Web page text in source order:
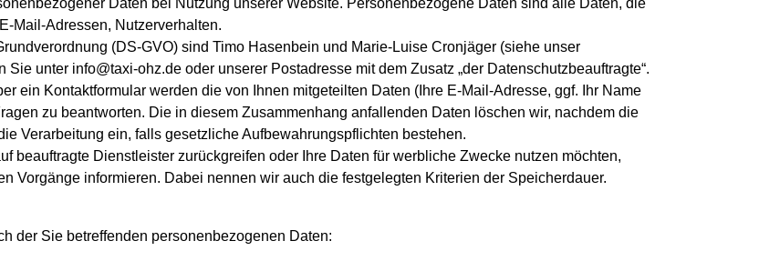
Daten bei Nutzung unserer Website. Personenbezogene Daten sind alle Daten, die
Mail-Adressen, Nutzerverhalten.
(DS-GVO) sind Timo Hasenbein und Marie-Luise Cronjäger (siehe unser
unter info@taxi-ohz.de oder unserer Postadresse mit dem Zusatz „der Datenschutzbeauftragte“.
ein Kontaktformular werden die von Ihnen mitgeteilten Daten (Ihre E-Mail-Adresse, ggf. Ihr Name
zu beantworten. Die in diesem Zusammenhang anfallenden Daten löschen wir, nachdem die
Verarbeitung ein, falls gesetzliche Aufbewahrungspflichten bestehen.
beauftragte Dienstleister zurückgreifen oder Ihre Daten für werbliche Zwecke nutzen möchten,
Vorgänge informieren. Dabei nennen wir auch die festgelegten Kriterien der Speicherdauer.
der Sie betreffenden personenbezogenen Daten: